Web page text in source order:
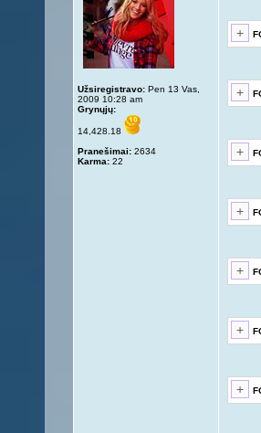
Užsiregistravo: Pen 13 Vas,
2009 10:28 am
Grynųjų:
14,428.18
Pranešimai: 2634
Karma: 22